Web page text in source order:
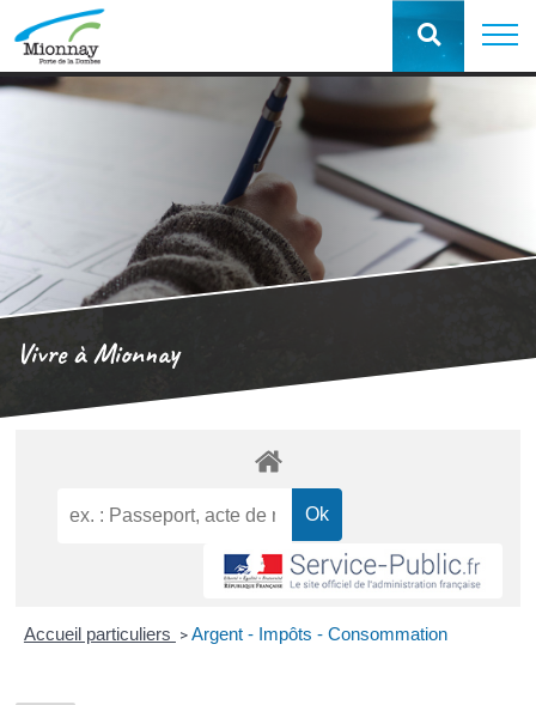
Vivre à Mionnay
Accueil particuliers > Argent - Impôts - Consommation